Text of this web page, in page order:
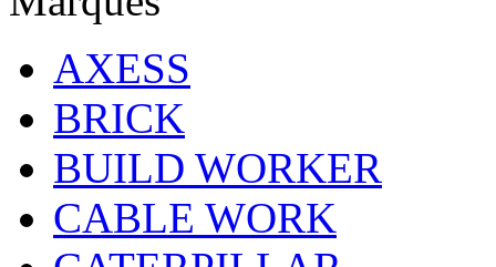
AXESS
BRICK
BUILD WORKER
CABLE WORK